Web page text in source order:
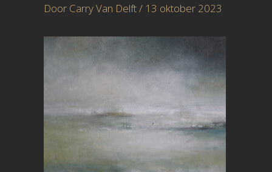
Door Carry Van Delft/ 13 oktober 2023